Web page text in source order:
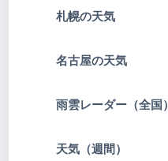
札幌の天気
名古屋の天気
雨雲レーダー（全国）
天気（週間）